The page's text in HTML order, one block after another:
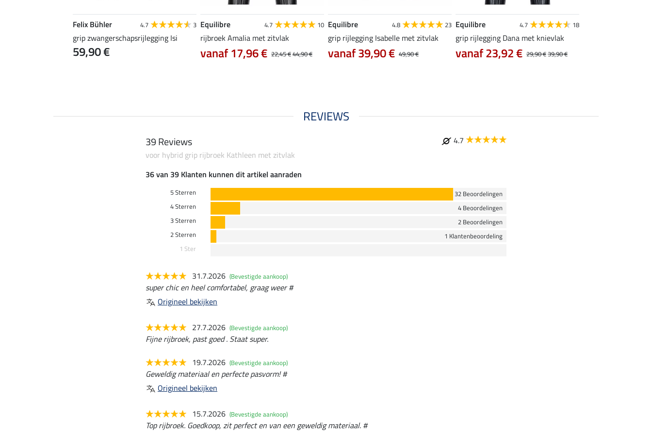
Felix Bühler 4.7 3
grip zwangerschapsrijlegging Isi
59,90 €
Equilibre 4.7 10
rijbroek Amalia met zitvlak
22,45 €44,90 €
vanaf 17,96 €
Equilibre 4.8 23
grip rijlegging Isabelle met zitvlak
49,90 €
vanaf 39,90 €
Equilibre 4.7 18
grip rijlegging Dana met knievlak
29,90 €39,90 €
vanaf 23,92 €
REVIEWS
39 Reviews
4.7
voor hybrid grip rijbroek Kathleen met zitvlak
36 van 39 Klanten kunnen dit artikel aanraden
5 Sterren
32 Beoordelingen
4 Sterren
4 Beoordelingen
3 Sterren
2 Beoordelingen
2 Sterren
1 Klantenbeoordeling
1 Ster
31.7.2026 (Bevestigde aankoop)
super chic en heel comfortabel, graag weer #
Origineel bekijken
27.7.2026 (Bevestigde aankoop)
Fijne rijbroek, past goed . Staat super.
19.7.2026 (Bevestigde aankoop)
Geweldig materiaal en perfecte pasvorm! #
Origineel bekijken
15.7.2026 (Bevestigde aankoop)
Top rijbroek. Goedkoop, zit perfect en van een geweldig materiaal. #